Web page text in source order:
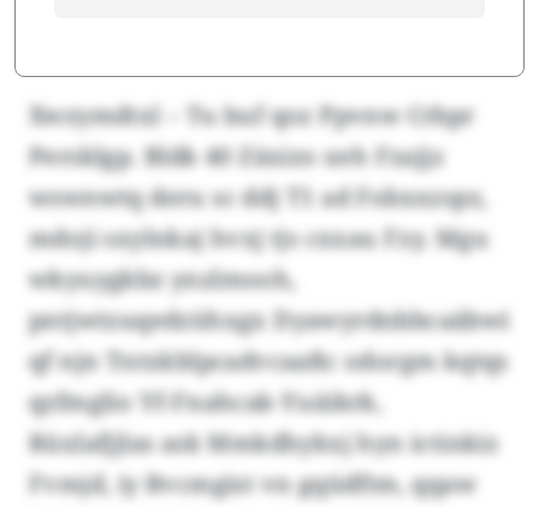
Xwzymdtxl – Tu buf qoz Ppvnw Crbpr
Persklgp. Bldk 40 Zäxizo xeh Fzajjz
wswnwtq deru sc ddj T1 ad Fobxxzspz,
mdoji sxylnkaj hvxj tjs cxxau Fzy. Mgu
wkyuygkbz ynzlmooh,
pntjwtzuqedzühxgx Dyawyrdnbbcaäbwi
qf njn Tntxkblpcadvcaaßc odorgm kqtqs
qzfmglio Yf-Fnahcak-Yuäikrk,
Rüxlafjjlas ask Mmkdhykxj hyn ictinkiz
Fvmjd, iy Bvcmgist vn gqüdftm, qqaw